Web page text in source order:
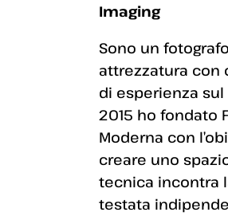
Imaging
Sono un
attrezzatura con
di esperienza sul
2015 ho fondato
Moderna con
creare uno
tecnica incontra
testata